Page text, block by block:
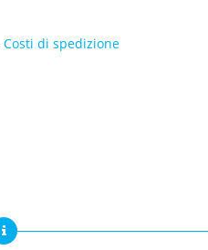
Costi di spedizione